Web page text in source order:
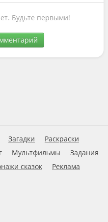
Будьте первыми!
Загадки
Раскраски
Мультфильмы
Задания
сказок
Реклама